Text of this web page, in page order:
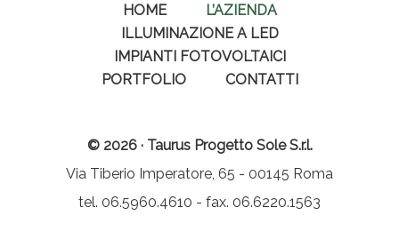
HOME
L’AZIENDA
ILLUMINAZIONE A LED
IMPIANTI FOTOVOLTAICI
PORTFOLIO
CONTATTI
© 2026 · Taurus Progetto Sole S.r.l.
Via Tiberio Imperatore, 65 - 00145 Roma
tel. 06.5960.4610 - fax. 06.6220.1563